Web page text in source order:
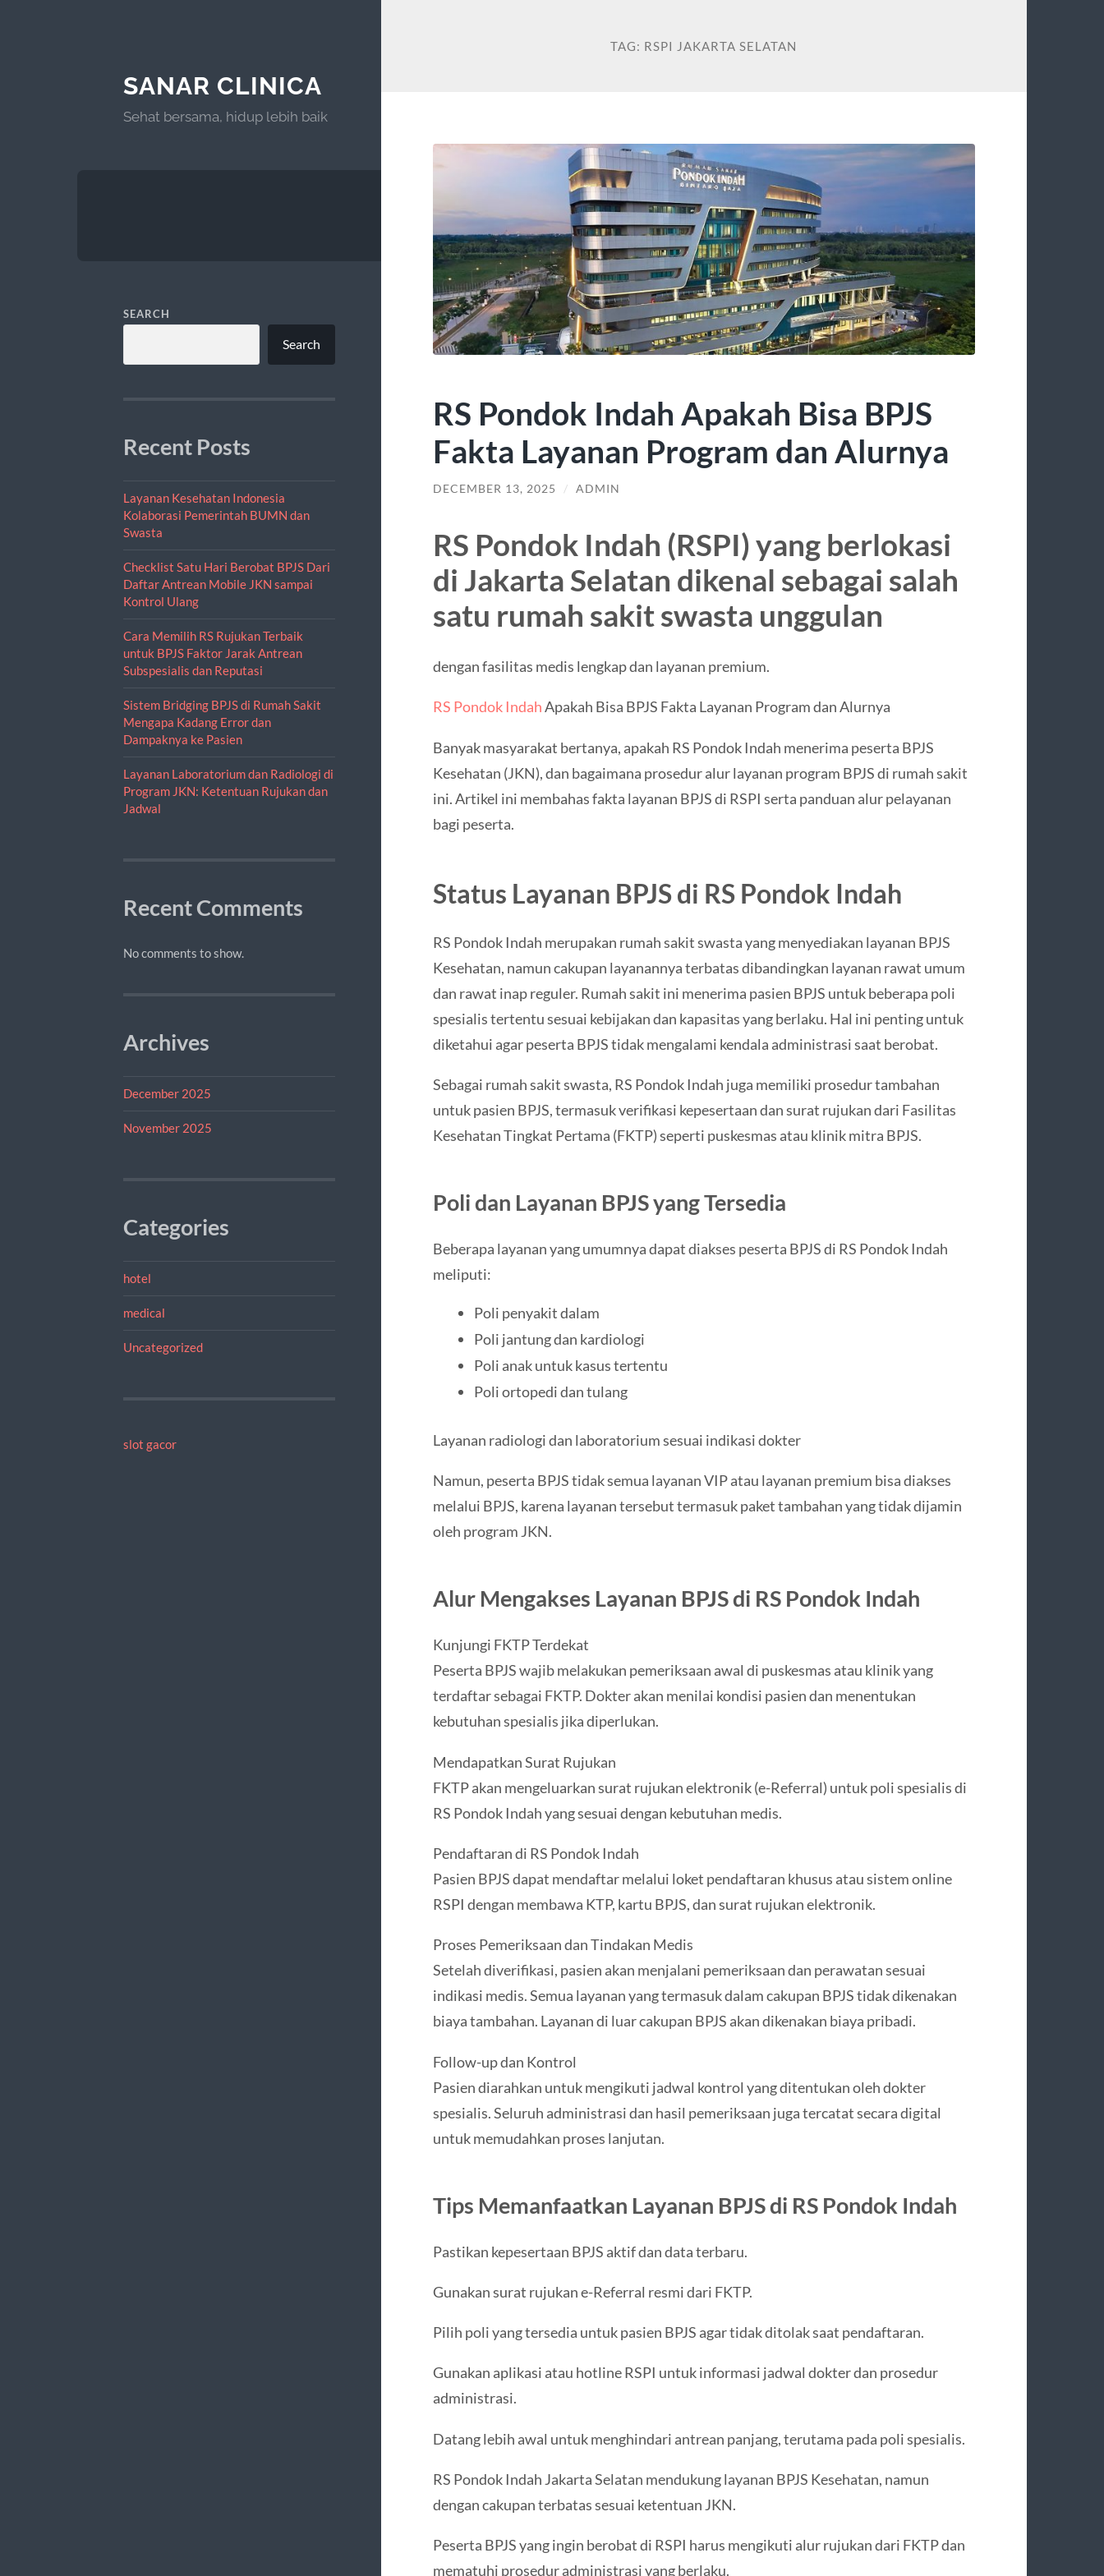
SANAR CLINICA
Sehat bersama, hidup lebih baik
SEARCH
Search
Recent Posts
Layanan Kesehatan Indonesia
Kolaborasi Pemerintah BUMN dan
Swasta
Checklist Satu Hari Berobat BPJS Dari
Daftar Antrean Mobile JKN sampai
Kontrol Ulang
Cara Memilih RS Rujukan Terbaik
untuk BPJS Faktor Jarak Antrean
Subspesialis dan Reputasi
Sistem Bridging BPJS di Rumah Sakit
Mengapa Kadang Error dan
Dampaknya ke Pasien
Layanan Laboratorium dan Radiologi di
Program JKN: Ketentuan Rujukan dan
Jadwal
Recent Comments
No comments to show.
Archives
December 2025
November 2025
Categories
hotel
medical
Uncategorized
slot gacor
TAG: RSPI JAKARTA SELATAN
RS Pondok Indah Apakah Bisa BPJS
Fakta Layanan Program dan Alurnya
DECEMBER 13, 2025 / ADMIN
RS Pondok Indah (RSPI) yang berlokasi
di Jakarta Selatan dikenal sebagai salah
satu rumah sakit swasta unggulan
dengan fasilitas medis lengkap dan layanan premium.
RS Pondok IndahApakah Bisa BPJS Fakta Layanan Program dan Alurnya
Banyak masyarakat bertanya, apakah RS Pondok Indah menerima peserta BPJS
Kesehatan (JKN), dan bagaimana prosedur alur layanan program BPJS di rumah sakit
ini. Artikel ini membahas fakta layanan BPJS di RSPI serta panduan alur pelayanan
bagi peserta.
Status Layanan BPJS di RS Pondok Indah
RS Pondok Indah merupakan rumah sakit swasta yang menyediakan layanan BPJS
Kesehatan, namun cakupan layanannya terbatas dibandingkan layanan rawat umum
dan rawat inap reguler. Rumah sakit ini menerima pasien BPJS untuk beberapa poli
spesialis tertentu sesuai kebijakan dan kapasitas yang berlaku. Hal ini penting untuk
diketahui agar peserta BPJS tidak mengalami kendala administrasi saat berobat.
Sebagai rumah sakit swasta, RS Pondok Indah juga memiliki prosedur tambahan
untuk pasien BPJS, termasuk verifikasi kepesertaan dan surat rujukan dari Fasilitas
Kesehatan Tingkat Pertama (FKTP) seperti puskesmas atau klinik mitra BPJS.
Poli dan Layanan BPJS yang Tersedia
Beberapa layanan yang umumnya dapat diakses peserta BPJS di RS Pondok Indah
meliputi:
Poli penyakit dalam
Poli jantung dan kardiologi
Poli anak untuk kasus tertentu
Poli ortopedi dan tulang
Layanan radiologi dan laboratorium sesuai indikasi dokter
Namun, peserta BPJS tidak semua layanan VIP atau layanan premium bisa diakses
melalui BPJS, karena layanan tersebut termasuk paket tambahan yang tidak dijamin
oleh program JKN.
Alur Mengakses Layanan BPJS di RS Pondok Indah
Kunjungi FKTP Terdekat
Peserta BPJS wajib melakukan pemeriksaan awal di puskesmas atau klinik yang
terdaftar sebagai FKTP. Dokter akan menilai kondisi pasien dan menentukan
kebutuhan spesialis jika diperlukan.
Mendapatkan Surat Rujukan
FKTP akan mengeluarkan surat rujukan elektronik (e-Referral) untuk poli spesialis di
RS Pondok Indah yang sesuai dengan kebutuhan medis.
Pendaftaran di RS Pondok Indah
Pasien BPJS dapat mendaftar melalui loket pendaftaran khusus atau sistem online
RSPI dengan membawa KTP, kartu BPJS, dan surat rujukan elektronik.
Proses Pemeriksaan dan Tindakan Medis
Setelah diverifikasi, pasien akan menjalani pemeriksaan dan perawatan sesuai
indikasi medis. Semua layanan yang termasuk dalam cakupan BPJS tidak dikenakan
biaya tambahan. Layanan di luar cakupan BPJS akan dikenakan biaya pribadi.
Follow-up dan Kontrol
Pasien diarahkan untuk mengikuti jadwal kontrol yang ditentukan oleh dokter
spesialis. Seluruh administrasi dan hasil pemeriksaan juga tercatat secara digital
untuk memudahkan proses lanjutan.
Tips Memanfaatkan Layanan BPJS di RS Pondok Indah
Pastikan kepesertaan BPJS aktif dan data terbaru.
Gunakan surat rujukan e-Referral resmi dari FKTP.
Pilih poli yang tersedia untuk pasien BPJS agar tidak ditolak saat pendaftaran.
Gunakan aplikasi atau hotline RSPI untuk informasi jadwal dokter dan prosedur
administrasi.
Datang lebih awal untuk menghindari antrean panjang, terutama pada poli spesialis.
RS Pondok Indah Jakarta Selatan mendukung layanan BPJS Kesehatan, namun
dengan cakupan terbatas sesuai ketentuan JKN.
Peserta BPJS yang ingin berobat di RSPI harus mengikuti alur rujukan dari FKTP dan
mematuhi prosedur administrasi yang berlaku.